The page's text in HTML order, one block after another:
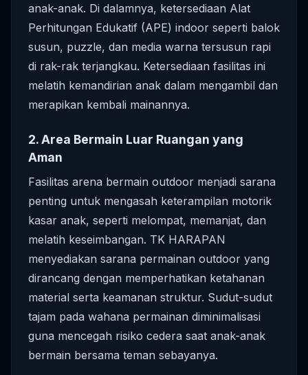
anak-anak. Di dalamnya, ketersediaan Alat
Perhitungan Edukatif (APE) indoor seperti balok
susun, puzzle, dan media warna tersusun rapi
di rak-rak terjangkau. Ketersediaan fasilitas ini
melatih kemandirian anak dalam mengambil dan
merapikan kembali mainannya.
2. Area Bermain Luar Ruangan yang
Aman
Fasilitas arena bermain outdoor menjadi sarana
penting untuk mengasah keterampilan motorik
kasar anak, seperti melompat, memanjat, dan
melatih keseimbangan. TK HARAPAN
menyediakan sarana permainan outdoor yang
dirancang dengan memperhatikan ketahanan
material serta keamanan struktur. Sudut-sudut
tajam pada wahana permainan diminimalisasi
guna mencegah risiko cedera saat anak-anak
bermain bersama teman sebayanya.